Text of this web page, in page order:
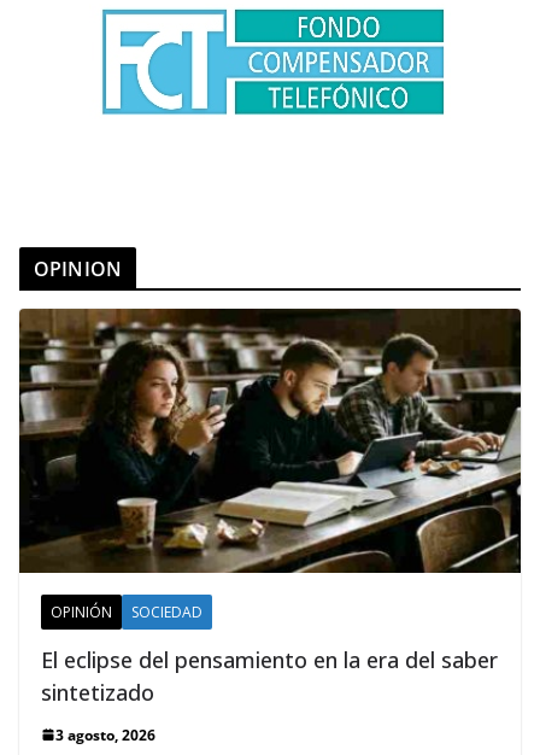
OPINION
OPINIÓN SOCIEDAD
El eclipse del pensamiento en la era del saber
sintetizado
3 agosto, 2026